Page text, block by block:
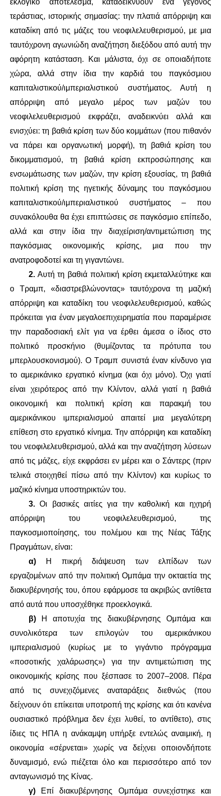
ΑΣΊΑ / ΩΚΕΑΝΊΑ
ΕΡΓΑΤΙΚΌ ΚΊΝΗΜΑ
ΚΙΝΗΤΟΠΟΙΉΣΕΙΣ
ΕΙΔΉΣΕΙΣ
ΑΝΑΚΟΙΝΏΣΕΙΣ
ΑΝΑΛΎΣΕΙΣ
ΚΙΝΉΜΑΤΑ
ΚΙΝΗΤΟΠΟΙΉΣΕΙΣ
ΕΙΔΉΣΕΙΣ
ΑΝΑΚΟΙΝΏΣΕΙΣ
ΝΕΟΛΑΊΑ
ΑΝΤΙΦΑΣΙΣΤΙΚΌ
ΑΝΤΙΡΑΤΣΙΣΤΙΚΌ
ΓΥΝΑΙΚΕΊΟ
LGBTQIA+
ΠΕΡΙΒΆΛΛΟΝ
ΚΙΝΉΜΑΤΑ ΠΌΛΗΣ
ΙΣΤΟΡΊΑ / ΘΕΩΡΊΑ
ΙΣΤΟΡΊΑ
ΘΕΩΡΊΑ
ΠΟΛΙΤΙΣΜΌΣ
ΛΟΓΟΤΕΧΝΊΑ / ΤΈΧΝΗ
ΜΟΥΣΙΚΉ
ΚΙΝΗΜΑΤΟΓΡΆΦΟΣ
εκλογικό αποτέλεσμα, καταδεικνύουν ένα γεγονός
τεράστιας, ιστορικής σημασίας: την πλατιά απόρριψη και
καταδίκη από τις μάζες του νεοφιλελευθερισμού, με μια
ταυτόχρονη αγωνιώδη αναζήτηση διεξόδου από αυτή την
αφόρητη κατάσταση. Και μάλιστα, όχι σε οποιαδήποτε
χώρα, αλλά στην ίδια την καρδιά του παγκόσμιου
καπιταλιστικού/ιμπεριαλιστικού συστήματος. Αυτή η
απόρριψη από μεγαλο μέρος των μαζών του
νεοφιλελευθερισμού εκφράζει, αναδεικνύει αλλά και
ενισχύει: τη βαθιά κρίση των δύο κομμάτων (που πιθανόν
να πάρει και οργανωτική μορφή), τη βαθιά κρίση του
δικομματισμού, τη βαθιά κρίση εκπροσώπησης και
ενσωμάτωσης των μαζών, την κρίση εξουσίας, τη βαθιά
πολιτική κρίση της ηγετικής δύναμης του παγκόσμιου
καπιταλιστικού/ιμπεριαλιστικού συστήματος – που
συνακόλουθα θα έχει επιπτώσεις σε παγκόσμιο επίπεδο,
αλλά και στην ίδια την διαχείριση/αντιμετώπιση της
παγκόσμιας οικονομικής κρίσης, μια που την
ανατροφοδοτεί και τη γιγαντώνει.
2.Αυτή τη βαθιά πολιτική κρίση εκμεταλλεύτηκε και
ο Τραμπ, «διαστρεβλώνοντας» ταυτόχρονα τη μαζική
απόρριψη και καταδίκη του νεοφιλελευθερισμού, καθώς
πρόκειται για έναν μεγαλοεπιχειρηματία που παραμέρισε
την παραδοσιακή ελίτ για να έρθει άμεσα ο ίδιος στο
πολιτικό προσκήνιο (θυμίζοντας τα πρότυπα του
μπερλουσκονισμού). Ο Τραμπ συνιστά έναν κίνδυνο για
το αμερικάνικο εργατικό κίνημα (και όχι μόνο). Όχι γιατί
είναι χειρότερος από την Κλίντον, αλλά γιατί η βαθιά
οικονομική και πολιτική κρίση και παρακμή του
αμερικάνικου ιμπεριαλισμού απαιτεί μια μεγαλύτερη
επίθεση στο εργατικό κίνημα. Την απόρριψη και καταδίκη
του νεοφιλελευθερισμού, αλλά και την αναζήτηση λύσεων
από τις μάζες, είχε εκφράσει εν μέρει και ο Σάντερς (πριν
τελικά στοιχηθεί πίσω από την Κλίντον) και κυρίως το
μαζικό κίνημα υποστηρικτών του.
3.Οι βασικές αιτίες για την καθολική και ηχηρή
απόρριψη του νεοφιλελευθερισμού, της
παγκοσμιοποίησης, του πολέμου και της Νέας Τάξης
Πραγμάτων, είναι:
α)Η πικρή διάψευση των ελπίδων των
εργαζομένων από την πολιτική Ομπάμα την οκταετία της
διακυβέρνησής του, όπου εφάρμοσε τα ακριβώς αντίθετα
από αυτά που υποσχέθηκε προεκλογικά.
β)Η αποτυχία της διακυβέρνησης Ομπάμα και
συνολικότερα των επιλογών του αμερικάνικου
ιμπεριαλισμού (κυρίως με το γιγάντιο πρόγραμμα
«ποσοτικής χαλάρωσης») για την αντιμετώπιση της
οικονομικής κρίσης που ξέσπασε το 2007–2008. Πέρα
από τις συνεχιζόμενες αναταράξεις διεθνώς (που
δείχνουν ότι επίκειται υποτροπή της κρίσης και ότι κανένα
ουσιαστικό πρόβλημα δεν έχει λυθεί, το αντίθετο), στις
ίδιες τις ΗΠΑ η ανάκαμψη υπήρξε εντελώς αναιμική, η
οικονομία «σέρνεται» χωρίς να δείχνει οποιονδήποτε
δυναμισμό, ενώ πιέζεται όλο και περισσότερο από τον
ανταγωνισμό της Κίνας.
γ)Επί διακυβέρνησης Ομπάμα συνεχίστηκε και